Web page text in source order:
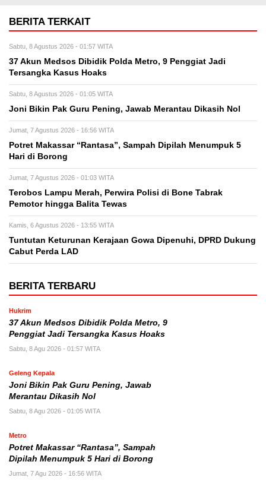
BERITA TERKAIT
Sabtu, 8 Agustus 2026 - 01:57 WITA
37 Akun Medsos Dibidik Polda Metro, 9 Penggiat Jadi
Tersangka Kasus Hoaks
Sabtu, 8 Agustus 2026 - 01:05 WITA
Joni Bikin Pak Guru Pening, Jawab Merantau Dikasih Nol
Jumat, 7 Agustus 2026 - 16:56 WITA
Potret Makassar “Rantasa”, Sampah Dipilah Menumpuk 5
Hari di Borong
Jumat, 7 Agustus 2026 - 01:03 WITA
Terobos Lampu Merah, Perwira Polisi di Bone Tabrak
Pemotor hingga Balita Tewas
Kamis, 6 Agustus 2026 - 13:55 WITA
Tuntutan Keturunan Kerajaan Gowa Dipenuhi, DPRD Dukung
Cabut Perda LAD
BERITA TERBARU
Hukrim
37 Akun Medsos Dibidik Polda Metro, 9
Penggiat Jadi Tersangka Kasus Hoaks
Sabtu, 8 Agu 2026 - 01:57 WITA
Geleng Kepala
Joni Bikin Pak Guru Pening, Jawab
Merantau Dikasih Nol
Sabtu, 8 Agu 2026 - 01:05 WITA
Metro
Potret Makassar “Rantasa”, Sampah
Dipilah Menumpuk 5 Hari di Borong
Jumat, 7 Agu 2026 - 16:56 WITA